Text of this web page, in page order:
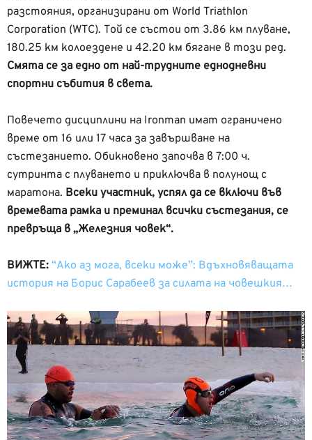
разстояния, организирани от World Triathlon
Corporation (WTC). Той се състои от 3.86 км плуване,
180.25 км колоездене и 42.20 км бягане в този ред.
Смята се за едно от най-трудните еднодневни
спортни събития в света.
Повечето дисциплини на Ironman имат ограничено
време от 16 или 17 часа за завършване на
състезанието. Обикновено започва в 7:00 ч.
сутринта с плуването и приключва в полунощ с
маратона. Всеки участник, успял да се включи във
времевата рамка и преминал всички състезания, се
превръща в „Железния човек“.
ВИЖТЕ: “Ако аз мога, всеки може”: Вдъхновяващата
история на Борис Сарабеев за силата на човешкия…